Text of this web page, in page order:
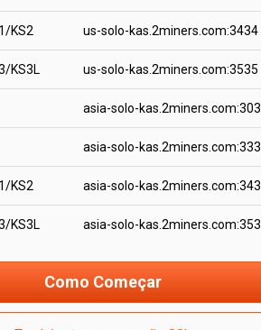
KS2 us-solo-kas.2miners.com:3434
KS3L us-solo-kas.2miners.com:3535
asia-solo-
asia-solo-
KS2 asia-solo-
KS3L asia-solo-
Como Começar